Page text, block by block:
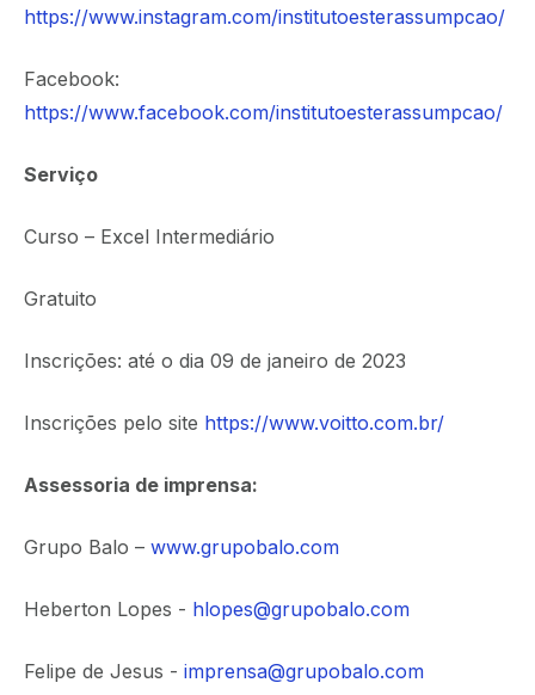
https://www.instagram.com/institutoesterassumpcao/
Facebook:
https://www.facebook.com/institutoesterassumpcao/
Serviço
Curso – Excel Intermediário
Gratuito
Inscrições: até o dia 09 de janeiro de 2023
Inscrições pelo site https://www.voitto.com.br/
Assessoria de imprensa:
Grupo Balo – www.grupobalo.com
Heberton Lopes - hlopes@grupobalo.com
Felipe de Jesus - imprensa@grupobalo.com